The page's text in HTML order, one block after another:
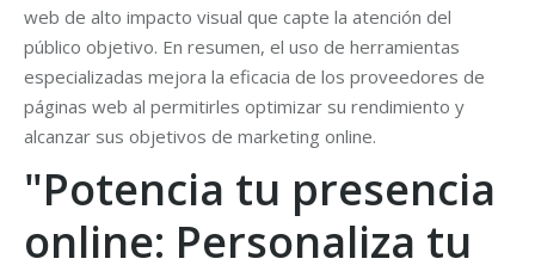
web de alto impacto visual que capte la atención del
público objetivo. En resumen, el uso de herramientas
especializadas mejora la eficacia de los proveedores de
páginas web al permitirles optimizar su rendimiento y
alcanzar sus objetivos de marketing online.
"Potencia tu presencia
online: Personaliza tu